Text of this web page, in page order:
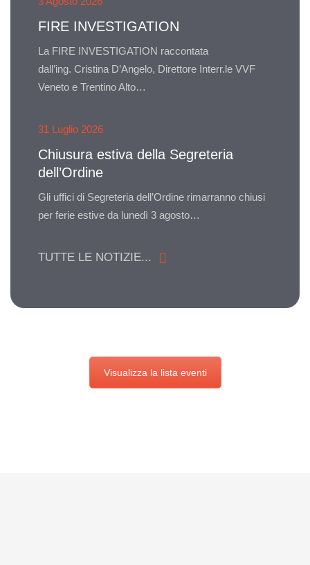
FIRE INVESTIGATION
La FIRE INVESTIGATION raccontata
dall’ing. Cristina D’Angelo, Direttore Interr.le VVF
Veneto e Trentino Alto…
31 Luglio 2026
Chiusura estiva della Segreteria
dell’Ordine
Gli uffici di Segreteria dell’Ordine rimarranno chiusi
per ferie estive da lunedì 3 agosto…
TUTTE LE NOTIZIE...
Visualizza la lista eventi